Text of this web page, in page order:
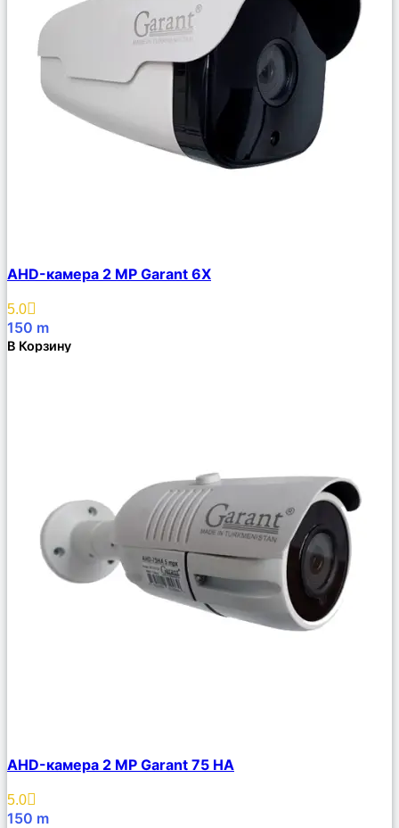
Описание
Избранное
AHD-камера 2 MP Garant 6X
5.0
150 m
В Корзину
Описание
Избранное
AHD-камера 2 MP Garant 75 HA
5.0
150 m